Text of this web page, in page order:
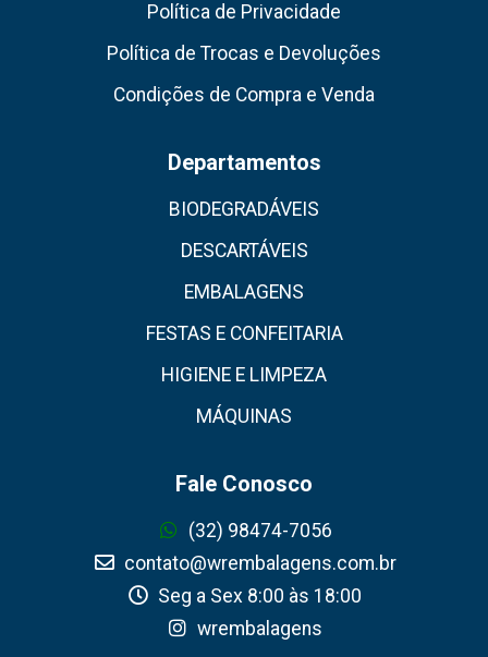
Política de Privacidade
Política de Trocas e Devoluções
Condições de Compra e Venda
Departamentos
BIODEGRADÁVEIS
DESCARTÁVEIS
EMBALAGENS
FESTAS E CONFEITARIA
HIGIENE E LIMPEZA
MÁQUINAS
Fale Conosco
(32) 98474-7056
contato@wrembalagens.com.br
Seg a Sex 8:00 às 18:00
wrembalagens